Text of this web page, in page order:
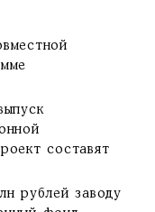
составят
рублей заводу